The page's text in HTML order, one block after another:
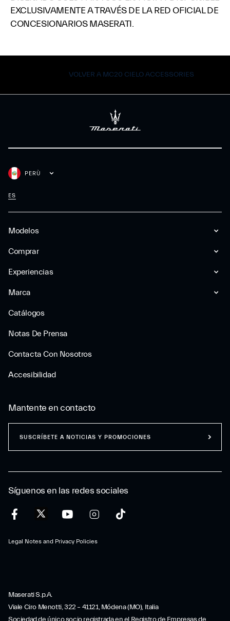
EXCLUSIVAMENTE A TRAVÉS DE LA RED OFICIAL DE
CONCESIONARIOS MASERATI.
VOLVER A MC20 CIELO ACCESSORIES
Modelos
Comprar
Experiencias
Marca
Catálogos
Notas De Prensa
Contacta Con Nosotros
Accesibilidad
PERÙ
ES
Síguenos en las redes sociales
Legal Notes and Privacy Policies
Mantente en contacto
SUSCRÍBETE A NOTICIAS Y PROMOCIONES
Maserati S.p.A.
Viale Ciro Menotti, 322 – 41121, Módena (MO), Italia